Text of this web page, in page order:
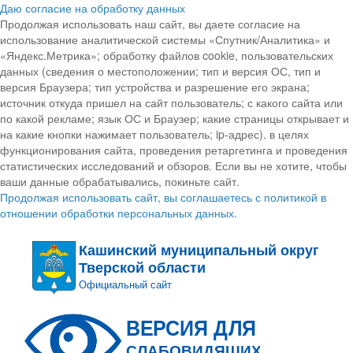
Даю согласие на обработку данных
Продолжая использовать наш сайт, вы даете согласие на
использование аналитической системы «Спутник/Аналитика» и
«Яндекс.Метрика»; обработку файлов cookie, пользовательских
данных (сведения о местоположении; тип и версия ОС, тип и
версия Браузера; тип устройства и разрешение его экрана;
источник откуда пришел на сайт пользователь; с какого сайта или
по какой рекламе; язык ОС и Браузер; какие страницы открывает и
на какие кнопки нажимает пользователь; ip-адрес). в целях
функционирования сайта, проведения ретаргетинга и проведения
статистических исследований и обзоров. Если вы не хотите, чтобы
ваши данные обрабатывались, покиньте сайт.
Продолжая использовать сайт, вы соглашаетесь с политикой в
отношении обработки персональных данных.